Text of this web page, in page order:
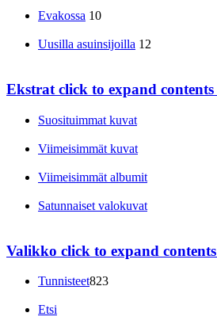
Evakossa 10
Uusilla asuinsijoilla 12
Ekstrat click to expand contents
Suosituimmat kuvat
Viimeisimmät kuvat
Viimeisimmät albumit
Satunnaiset valokuvat
Valikko click to expand contents
Tunnisteet823
Etsi